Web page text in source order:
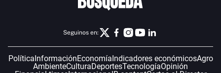
Seguinos en:
PolíticaInformaciónEconomíaIndicadores económicosAgro
AmbienteCulturaDeportesTecnologíaOpinión